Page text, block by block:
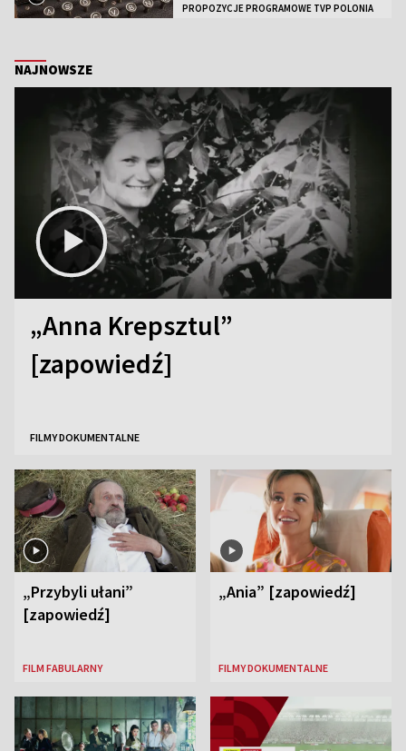
PROPOZYCJE PROGRAMOWE TVP POLONIA
NAJNOWSZE
„Anna Krepsztul”
[zapowiedź]
FILMY DOKUMENTALNE
„Przybyli ułani”
[zapowiedź]
FILM FABULARNY
„Ania” [zapowiedź]
FILMY DOKUMENTALNE